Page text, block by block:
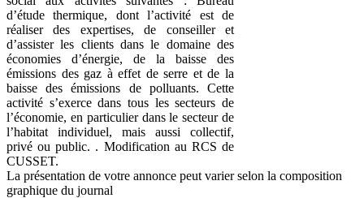
d’étude thermique, dont l’activité est de
réaliser des expertises, de conseiller et
d’assister les clients dans le domaine des
économies d’énergie, de la baisse des
émissions des gaz à effet de serre et de la
baisse des émissions de polluants. Cette
activité s’exerce dans tous les secteurs de
l’économie, en particulier dans le secteur de
l’habitat individuel, mais aussi collectif,
privé ou public. . Modification au RCS de
CUSSET.
La présentation de votre annonce peut varier selon la composition
graphique du journal